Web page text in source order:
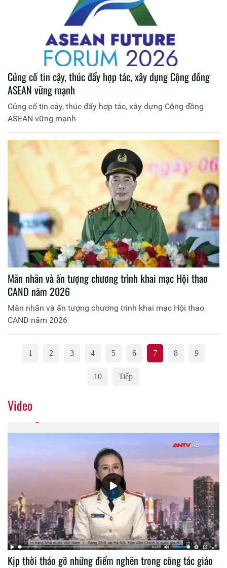
Củng cố tin cậy, thúc đẩy hợp tác, xây dựng Cộng đồng
ASEAN vững mạnh
Củng cố tin cậy, thúc đẩy hợp tác, xây dựng Cộng đồng
ASEAN vững mạnh
Mãn nhãn và ấn tượng chương trình khai mạc Hội thao
CAND năm 2026
Mãn nhãn và ấn tượng chương trình khai mạc Hội thao
CAND năm 2026
1 2 3 4 5 6 7 8 9
10 Tiếp
Video
Kịp thời tháo gỡ những điểm nghẽn trong công tác giáo